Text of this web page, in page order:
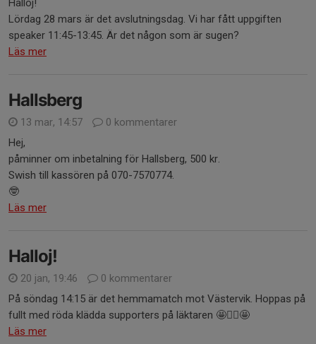
Halloj!
Lördag 28 mars är det avslutningsdag. Vi har fått uppgiften
speaker 11:45-13:45. Är det någon som är sugen?
Läs mer
Hallsberg
13 mar, 14:57
0 kommentarer
Hej,
påminner om inbetalning för Hallsberg, 500 kr.
Swish till kassören på 070-7570774.
🤓
Läs mer
Halloj!
20 jan, 19:46
0 kommentarer
På söndag 14:15 är det hemmamatch mot Västervik. Hoppas på
fullt med röda klädda supporters på läktaren 🤩🤾‍♀️🤩
Läs mer